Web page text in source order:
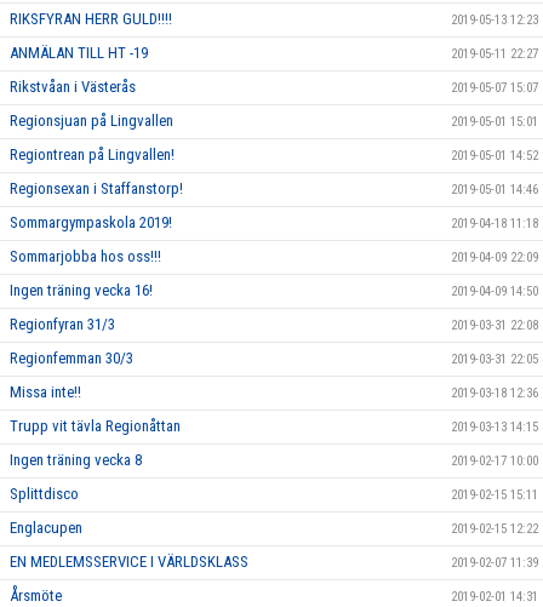
RIKSFYRAN HERR GULD!!!! 2019-05-13 12:23
ANMÄLAN TILL HT -19 2019-05-11 22:27
Rikstvåan i Västerås 2019-05-07 15:07
Regionsjuan på Lingvallen 2019-05-01 15:01
Regiontrean på Lingvallen! 2019-05-01 14:52
Regionsexan i Staffanstorp! 2019-05-01 14:46
Sommargympaskola 2019! 2019-04-18 11:18
Sommarjobba hos oss!!! 2019-04-09 22:09
Ingen träning vecka 16! 2019-04-09 14:50
Regionfyran 31/3 2019-03-31 22:08
Regionfemman 30/3 2019-03-31 22:05
Missa inte!! 2019-03-18 12:36
Trupp vit tävla Regionåttan 2019-03-13 14:15
Ingen träning vecka 8 2019-02-17 10:00
Splittdisco 2019-02-15 15:11
Englacupen 2019-02-15 12:22
EN MEDLEMSSERVICE I VÄRLDSKLASS 2019-02-07 11:39
Årsmöte 2019-02-01 14:31